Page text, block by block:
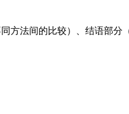
方法间的比较）、结语部